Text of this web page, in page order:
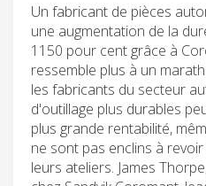
Un fabricant de pièces
une augmentation de la
1150 pour cent grâce à
ressemble plus à un
les fabricants du secteur
d'outillage plus durables
plus grande rentabilité,
ne sont pas enclins à
leurs ateliers. James